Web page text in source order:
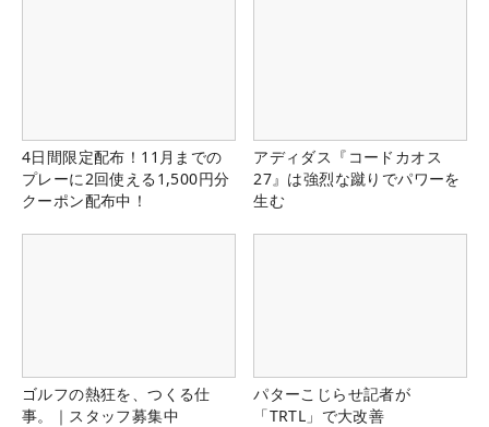
4日間限定配布！11月までの
プレーに2回使える1,500円分
クーポン配布中！
アディダス『コードカオス
27』は強烈な蹴りでパワーを
生む
ゴルフの熱狂を、つくる仕
事。｜スタッフ募集中
パターこじらせ記者が
「TRTL」で大改善